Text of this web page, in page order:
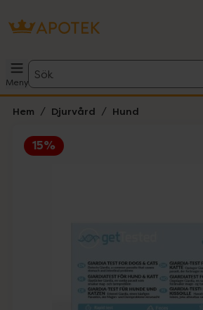
Meny
Sök
Hem Djurvård Hund
15%